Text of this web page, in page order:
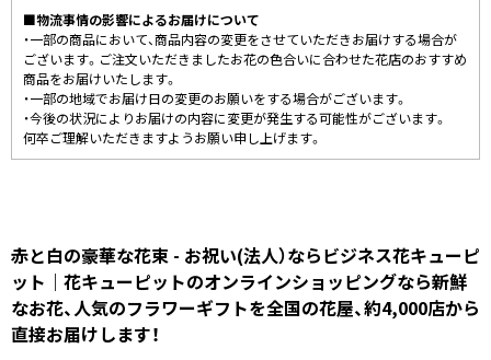
■物流事情の影響によるお届けについて
・一部の商品において、商品内容の変更をさせていただきお届けする場合が
ございます。ご注文いただきましたお花の色合いに合わせた花店のおすすめ
商品をお届けいたします。
・一部の地域でお届け日の変更のお願いをする場合がございます。
・今後の状況によりお届けの内容に変更が発生する可能性がございます。
何卒ご理解いただきますようお願い申し上げます。
赤と白の豪華な花束 - お祝い(法人）ならビジネス花キューピ
ット｜花キューピットのオンラインショッピングなら新鮮
なお花、人気のフラワーギフトを全国の花屋、約4,000店から
直接お届けします！